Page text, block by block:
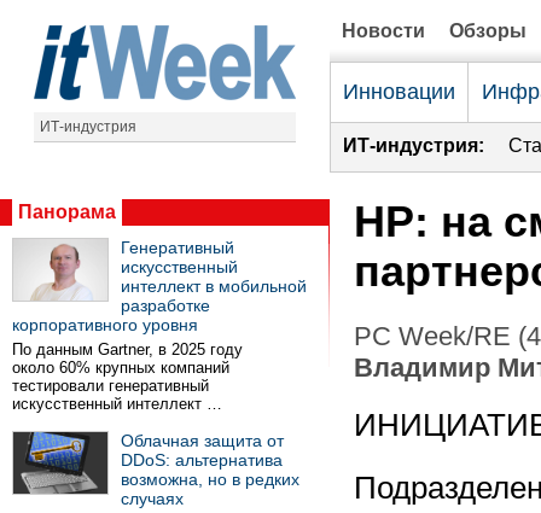
ИТ-индустрия
Новости Обзоры
Инновации
ИТ-индустрия:
Панорама
Генеративный
искусственный
интеллект в мобильной
разработке
корпоративного уровня
По данным Gartner, в 2025 году
около 60% крупных компаний
тестировали генеративный
искусственный интеллект …
Облачная защита от
DDoS: альтернатива
возможна, но в редких
случаях
HP: на
PC Week/RE
Владимир